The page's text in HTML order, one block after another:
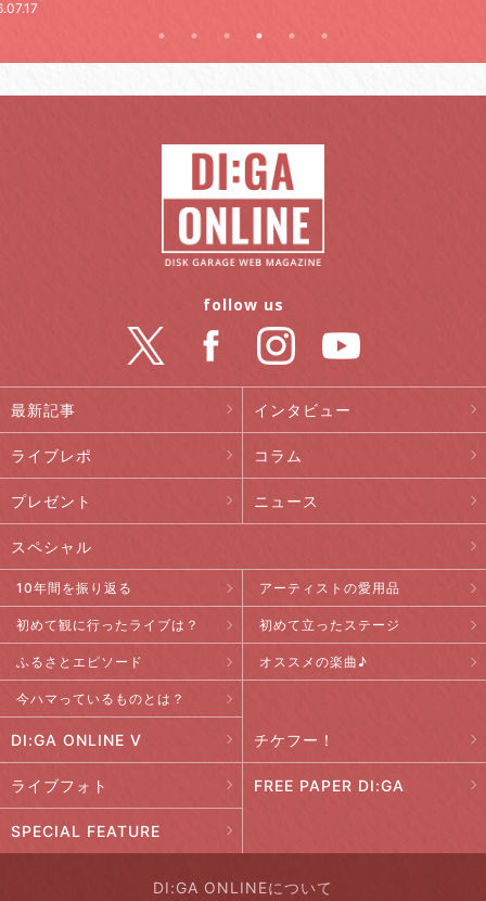
最新記事 インタビュー
ライブレポ コラム
プレゼント ニュース
スペシャル
10年間を振り返る アーティストの愛用品
初めて観に行ったライブは？ 初めて立ったステージ
ふるさとエピソード オススメの楽曲♪
今ハマっているものとは？
DI:GA ONLINE V チケフー！
ライブフォト FREE PAPER DI:GA
SPECIAL FEATURE
follow us
DI:GA ONLINEについて